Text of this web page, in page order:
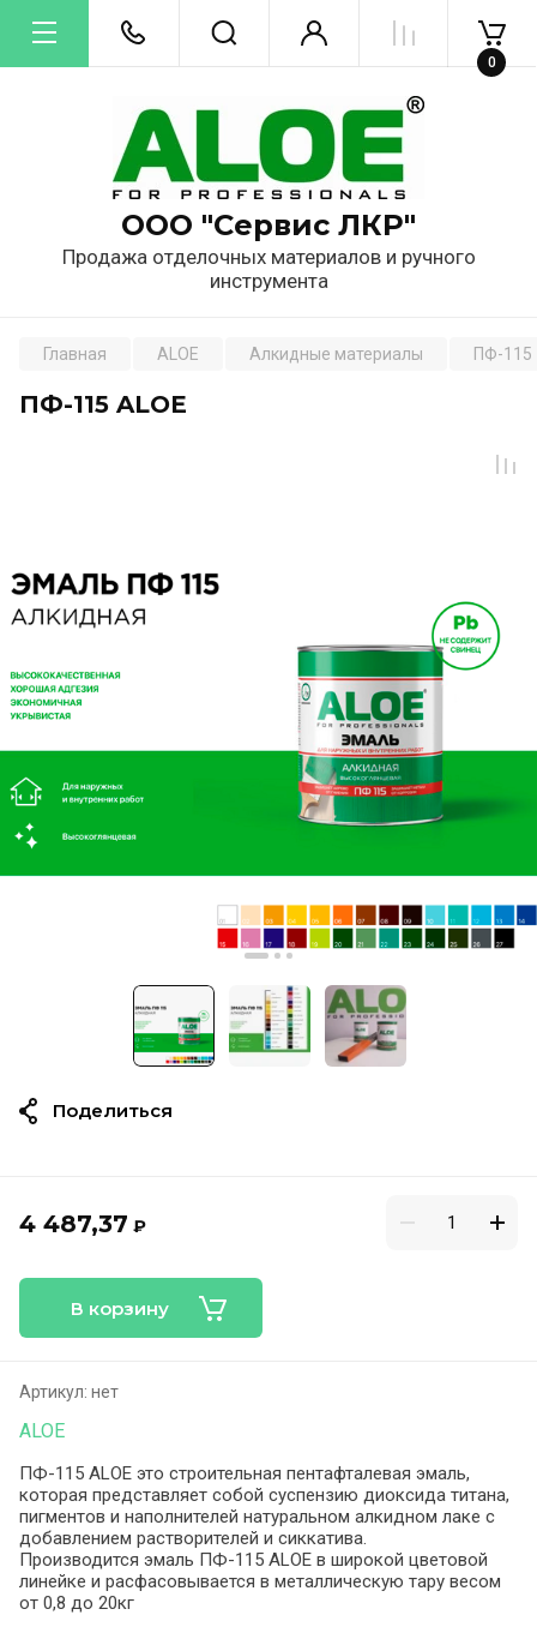
ООО "Сервис ЛКР"
Продажа отделочных материалов и ручного
инструмента
0
Главная ALOE Алкидные материалы ПФ-115
ПФ-115 ALOE
4 487,37 ₽
В корзину
Артикул: нет
ALOE
ПФ-115 ALOE это строительная пентафталевая эмаль,
которая представляет собой суспензию диоксида титана,
пигментов и наполнителей натуральном алкидном лаке с
добавлением растворителей и сиккатива.
Производится эмаль ПФ-115 ALOE в широкой цветовой
линейке и расфасовывается в металлическую тару весом
от 0,8 до 20кг
Поделиться